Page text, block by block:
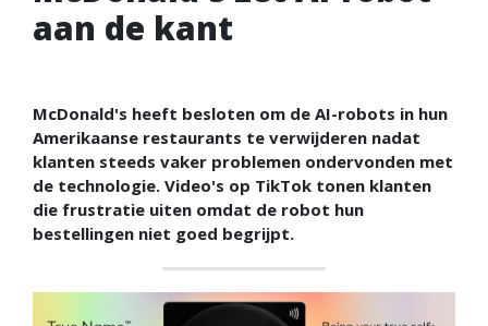
aan de kant
McDonald's heeft besloten om de AI-robots in hun
Amerikaanse restaurants te verwijderen nadat
klanten steeds vaker problemen ondervonden met
de technologie. Video's op TikTok tonen klanten
die frustratie uiten omdat de robot hun
bestellingen niet goed begrijpt.